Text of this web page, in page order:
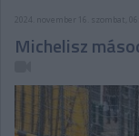
2024. november 16. szombat,
Michelisz